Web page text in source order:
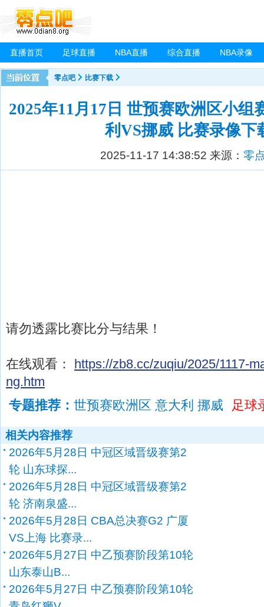
直播首页 足球直播 NBA直播 综合直播 NBA录像
零点吧 比赛下载
2025年11月17日 世预赛欧洲区小组
利VS挪威 比赛录像下
2025-11-17 14:38:52 来源： 零
请勿透露比赛比分与结果！
在线观看： https://zb8.cc/zuqiu/2025/1117-
ng.htm
专题推荐： 世预赛欧洲区 意大利 挪威 足球
相关内容推荐
2026年5月28日 中冠区域晋级赛第2
轮 山东球探...
2026年5月28日 中冠区域晋级赛第2
轮 济南泉盛...
2026年5月28日 CBA总决赛G2 广厦
VS上海 比赛录...
2026年5月27日 中乙预赛阶段第10轮
山东泰山B...
2026年5月27日 中乙预赛阶段第10轮